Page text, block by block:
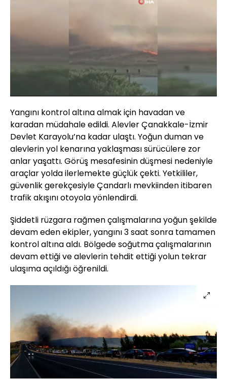
Aç
Yüklendi
:
43.46%
Hızı
Yangını kontrol altına almak için havadan ve
karadan müdahale edildi. Alevler Çanakkale-İzmir
Devlet Karayolu’na kadar ulaştı. Yoğun duman ve
alevlerin yol kenarına yaklaşması sürücülere zor
anlar yaşattı. Görüş mesafesinin düşmesi nedeniyle
araçlar yolda ilerlemekte güçlük çekti. Yetkililer,
güvenlik gerekçesiyle Çandarlı mevkiinden itibaren
trafik akışını otoyola yönlendirdi.
Şiddetli rüzgara rağmen çalışmalarına yoğun şekilde
devam eden ekipler, yangını 3 saat sonra tamamen
kontrol altına aldı. Bölgede soğutma çalışmalarının
devam ettiği ve alevlerin tehdit ettiği yolun tekrar
ulaşıma açıldığı öğrenildi.